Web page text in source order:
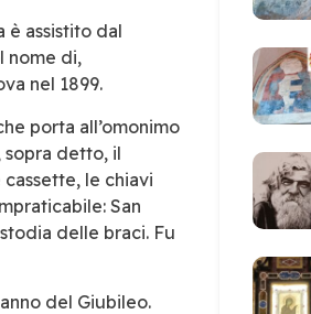
è assistito dal
nome di,
nel 1899.
porta all’omonimo
sopra detto, il
le chiavi
San
delle braci. Fu
del Giubileo.